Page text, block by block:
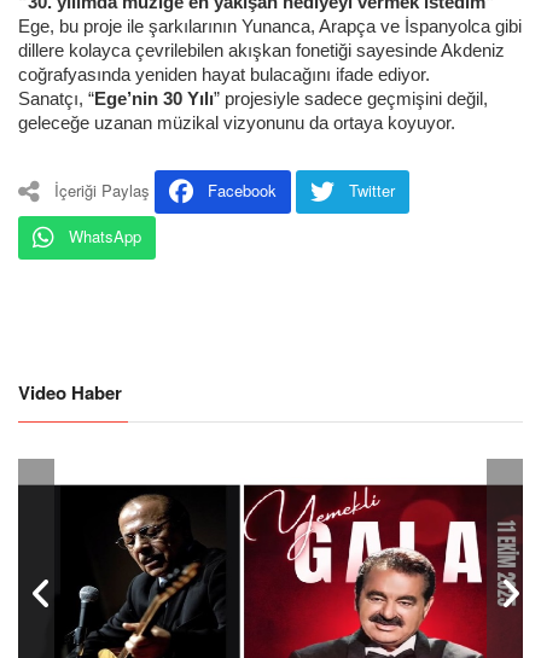
Ege, bu proje ile şarkılarının Yunanca, Arapça ve İspanyolca gibi
dillere kolayca çevrilebilen akışkan fonetiği sayesinde Akdeniz
coğrafyasında yeniden hayat bulacağını ifade ediyor.
Sanatçı, “Ege’nin 30 Yılı” projesiyle sadece geçmişini değil,
geleceğe uzanan müzikal vizyonunu da ortaya koyuyor.
İçeriği Paylaş Facebook
Twitter
WhatsApp
Video Haber